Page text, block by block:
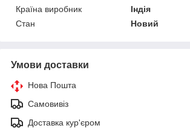
Країна виробник
Індія
Стан
Новий
Умови доставки
Нова Пошта
Самовивіз
Доставка кур'єром